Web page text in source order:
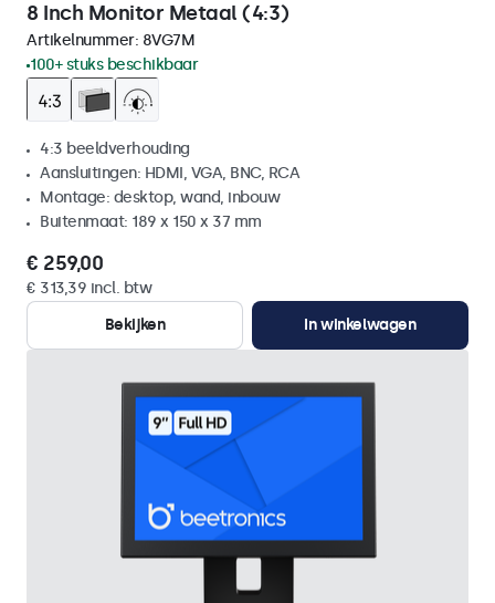
8 Inch Monitor Metaal (4:3)
Artikelnummer: 8VG7M
100+ stuks beschikbaar
4:3 beeldverhouding
Aansluitingen: HDMI, VGA, BNC, RCA
Montage: desktop, wand, inbouw
Buitenmaat: 189 x 150 x 37 mm
€ 259,00
€ 313,39 incl. btw
Bekijken
In winkelwagen